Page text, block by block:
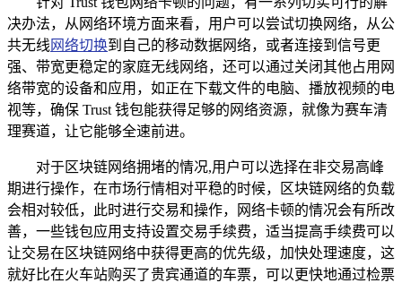
决办法，从网络环境方面来看，用户可以尝试切换网络，从公
共无线 网络切换到自己的移动数据网络，或者连接到信号更
强、带宽更稳定的家庭无线网络，还可以通过关闭其他占用网
络带宽的设备和应用，如正在下载文件的电脑、播放视频的电
视等，确保 Trust 钱包能获得足够的网络资源，就像为赛车清
理赛道，让它能够全速前进。
对于区块链网络拥堵的情况,用户可以选择在非交易高峰
期进行操作，在市场行情相对平稳的时候，区块链网络的负载
会相对较低，此时进行交易和操作，网络卡顿的情况会有所改
善，一些钱包应用支持设置交易手续费，适当提高手续费可以
让交易在区块链网络中获得更高的优先级，加快处理速度，这
就好比在火车站购买了贵宾通道的车票，可以更快地通过检票